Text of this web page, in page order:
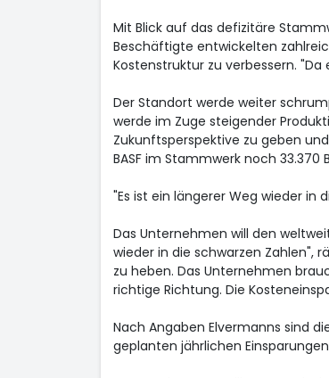
Mit Blick auf das defizitäre
Beschäftigte entwickelten
Kostenstruktur zu verbessern.
Der Standort werde weiter
werde im Zuge steigender
Zukunftsperspektive zu geben
BASF im Stammwerk noch 33.370
"Es ist ein längerer Weg wieder in
Das Unternehmen will den
wieder in die schwarzen Zahlen",
zu heben. Das Unternehmen
richtige Richtung. Die
Nach Angaben Elvermanns sind
geplanten jährlichen